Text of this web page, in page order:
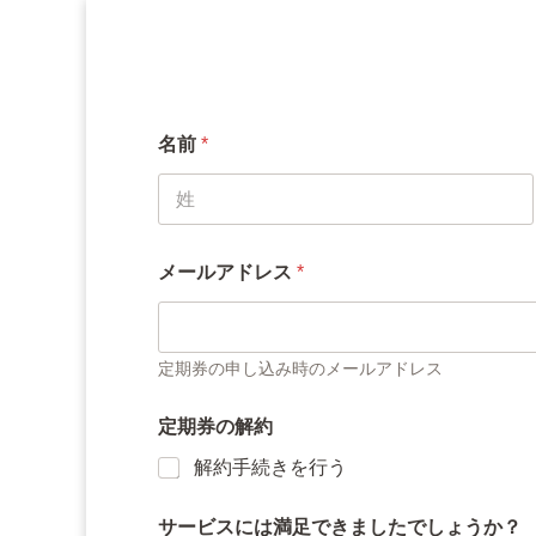
名前 *
メールアドレス *
定期券の申し込み時のメールアドレス
定期券の解約
解約手続きを行う
サービスには満足できましたでしょうか？